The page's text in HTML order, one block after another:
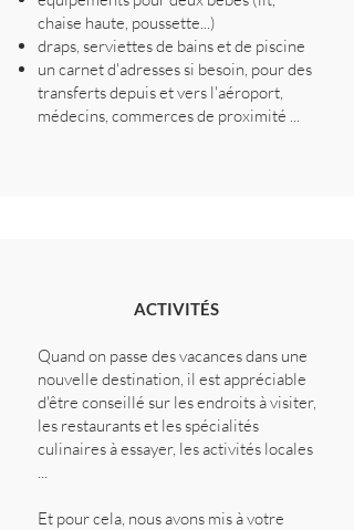
chaise haute, poussette...)
draps, serviettes de bains et de piscine
un carnet d'adresses si besoin, pour des
transferts depuis et vers l'aéroport,
médecins, commerces de proximité ...
ACTIVITÉS
Quand on passe des vacances dans une
nouvelle destination, il est appréciable
d'être conseillé sur les endroits à visiter,
les restaurants et les spécialités
culinaires à essayer, les activités locales
...
Et pour cela, nous avons mis à votre